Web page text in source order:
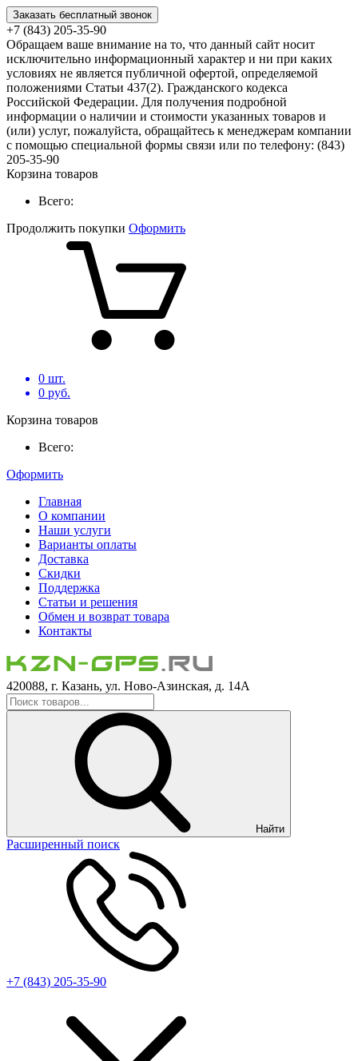
Заказать бесплатный звонок
+7 (843) 205-35-90
Обращаем ваше внимание на то, что данный сайт носит
исключительно информационный характер и ни при каких
условиях не является публичной офертой, определяемой
положениями Статьи 437(2). Гражданского кодекса
Российской Федерации. Для получения подробной
информации о наличии и стоимости указанных товаров и
(или) услуг, пожалуйста, обращайтесь к менеджерам компании
с помощью специальной формы связи или по телефону: (843)
205-35-90
Корзина товаров
Всего:
Продолжить покупки Оформить
0 шт.
0 руб.
Корзина товаров
Всего:
Оформить
Главная
О компании
Наши услуги
Варианты оплаты
Доставка
Скидки
Поддержка
Статьи и решения
Обмен и возврат товара
Контакты
420088, г. Казань, ул. Ново-Азинская, д. 14А
Найти
Расширенный поиск
+7 (843) 205-35-90